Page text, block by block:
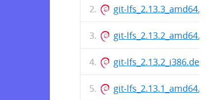
git-lfs_2.13.3_amd64.deb
git-lfs_2.13.2_amd64.deb
git-lfs_2.13.2_i386.deb
git-lfs_2.13.1_amd64.deb